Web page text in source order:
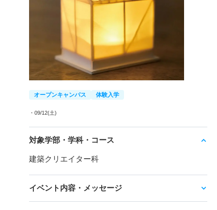
オープンキャンパス 体験入学
・09/12(土)
対象学部・学科・コース
建築クリエイター科
イベント内容・メッセージ